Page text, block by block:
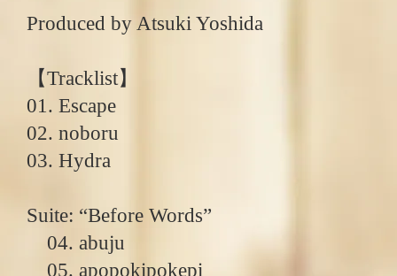
Produced by Atsuki Yoshida
【Tracklist】
01. Escape
02. noboru
03. Hydra
Suite: “Before Words”
04. abuju
05. apopokipokepi